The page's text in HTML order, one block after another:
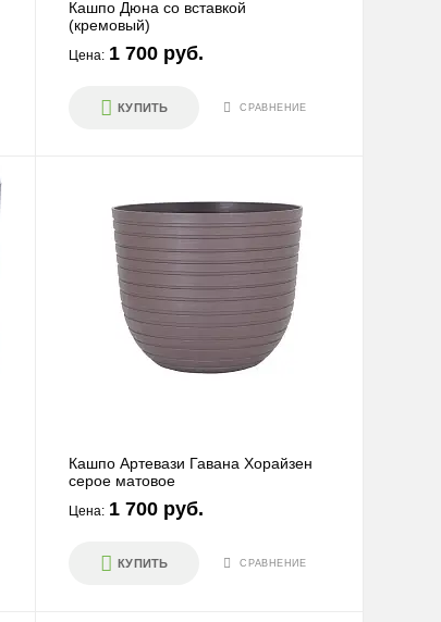
ПЕРЕЙТИ
Квадратные
ПЕРЕЙТИ
ПЕРЕЙТИ
Кашпо Дюна со вставкой
(кремовый)
Цена: 1 700 руб.
КУПИТЬ СРАВНЕНИЕ
Кашпо Артевази Гавана Хорайзен
серое матовое
Цена: 1 700 руб.
КУПИТЬ СРАВНЕНИЕ